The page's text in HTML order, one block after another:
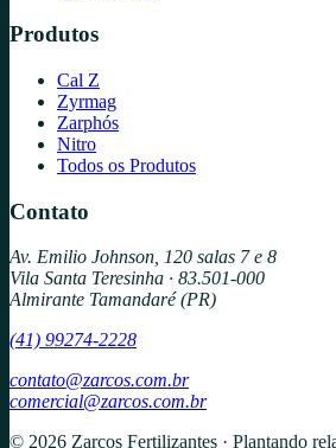
Produtos
Cal Z
Zyrmag
Zarphós
Nitro
Todos os Produtos
Contato
Av. Emilio Johnson, 120 salas 7 e 8
Vila Santa Teresinha · 83.501-000
Almirante Tamandaré (PR)
(41) 99274-2228
contato@zarcos.com.br
comercial@zarcos.com.br
© 2026 Zarcos Fertilizantes · Plantando